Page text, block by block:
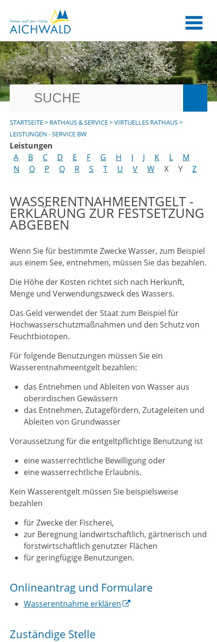
STARTSEITE> RATHAUS & SERVICE>VIRTUELLES RATHAUS>
LEISTUNGEN - SERVICE BW
Leistungen
A
B C D E F G H I J K L
M
N
O P Q R S T U V W X Y Z
WASSERENTNAHMEENTGELT -
ERKLÄRUNG ZUR FESTSETZUNG
ABGEBEN
Wenn Sie für bestimmte Zwecke Wasser, zum Beispiel
aus einem See, entnehmen, müssen Sie das bezahlen.
Die Höhe der Kosten richtet sich nach Herkunft,
Menge und Verwendungszweck des Wassers.
Das Geld verwendet der Staat zum Beispiel für
Hochwasserschutzmaßnahmen und den Schutz von
Feuchtbiotopen.
Für folgende Benutzungen müssen Sie ein
Wasserentnahmeentgelt bezahlen:
das Entnehmen und Ableiten von Wasser aus
oberirdischen Gewässern
das Entnehmen, Zutagefördern, Zutageleiten und
Ableiten von Grundwasser
Voraussetzung für die entgeltpflichtige Benutzung ist
eine wasserrechtliche Bewilligung oder
eine wasserrechtliche Erlaubnis.
Kein Wasserentgelt müssen Sie beispielsweise
bezahlen
für Zwecke der Fischerei,
zur Beregnung landwirtschaftlich, gärtnerisch und
forstwirtschaftlich genutzter Flächen
für geringfügige Benutzungen.
Onlineantrag und Formulare
Wasserentnahme erklären
Zuständige Stelle